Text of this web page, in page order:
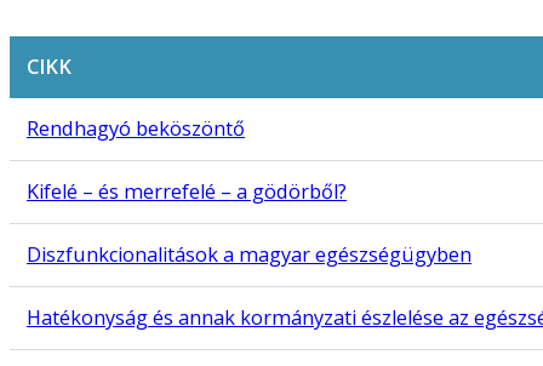
CIKK
Rendhagyó beköszöntő
Kifelé – és merrefelé – a gödörből?
Diszfunkcionalitások a magyar egészségügyben
Hatékonyság és annak kormányzati észlelése az